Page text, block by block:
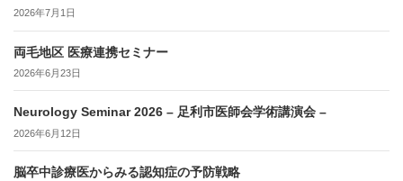
2026年7月1日
両毛地区 医療連携セミナー
2026年6月23日
Neurology Seminar 2026 – 足利市医師会学術講演会 –
2026年6月12日
脳卒中診療医からみる認知症の予防戦略